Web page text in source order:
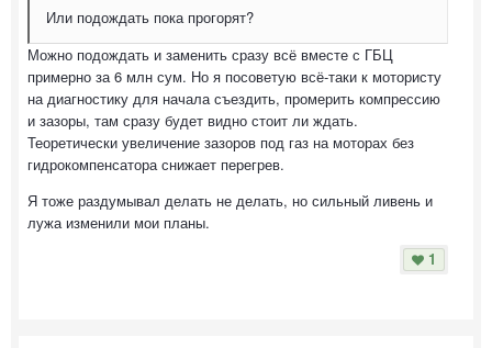
Или подождать пока прогорят?
Можно подождать и заменить сразу всё вместе с ГБЦ
примерно за 6 млн сум. Но я посоветую всё-таки к мотористу
на диагностику для начала съездить, промерить компрессию
и зазоры, там сразу будет видно стоит ли ждать.
Теоретически увеличение зазоров под газ на моторах без
гидрокомпенсатора снижает перегрев.
Я тоже раздумывал делать не делать, но сильный ливень и
лужа изменили мои планы.
1